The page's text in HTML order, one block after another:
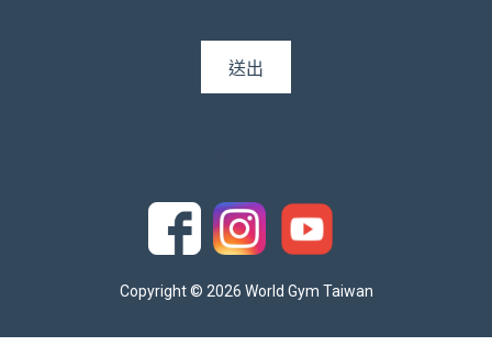
Copyright © 2026 World Gym Taiwan